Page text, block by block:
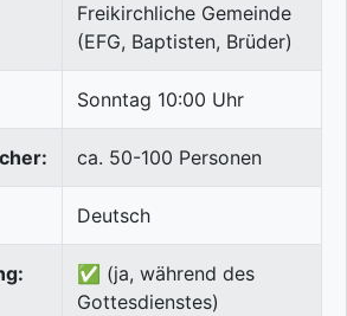
Freikirchliche Gemeinde
(EFG, Baptisten, Brüder)
Sonntag 10:00 Uhr
ca. 50-100 Personen
Deutsch
✅ (ja, während des
Gottesdienstes)